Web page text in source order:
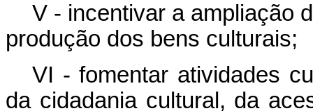
V - incentivar a ampliação
produção dos bens culturais;
VI - fomentar atividades
da cidadania cultural, da